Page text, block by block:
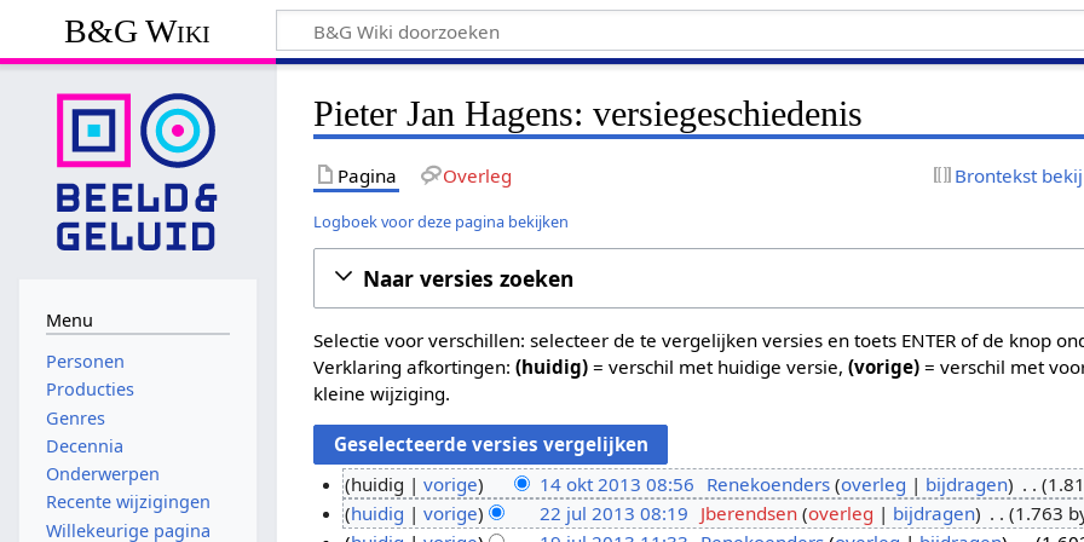
B&G Wiki
Pieter Jan Hagens: versiegeschiedenis
Pagina Overleg Brontekst
Logboek voor deze pagina bekijken
Naar versies zoeken
Selectie voor verschillen: selecteer de te vergelijken versies en toets ENTER of de knop
Verklaring afkortingen:(huidig) = verschil met huidige versie,(vorige) = verschil met
kleine wijziging.
1
huidig vorige 14 okt 2013 08:56 Renekoenders overleg bijdragen
G
e
huidig vorige 22 jul 2013 08:19 Jberendsen overleg bijdragen
1.763
Menu
Personen
Producties
Genres
Decennia
Onderwerpen
Recente wijzigingen
Willekeurige pagina